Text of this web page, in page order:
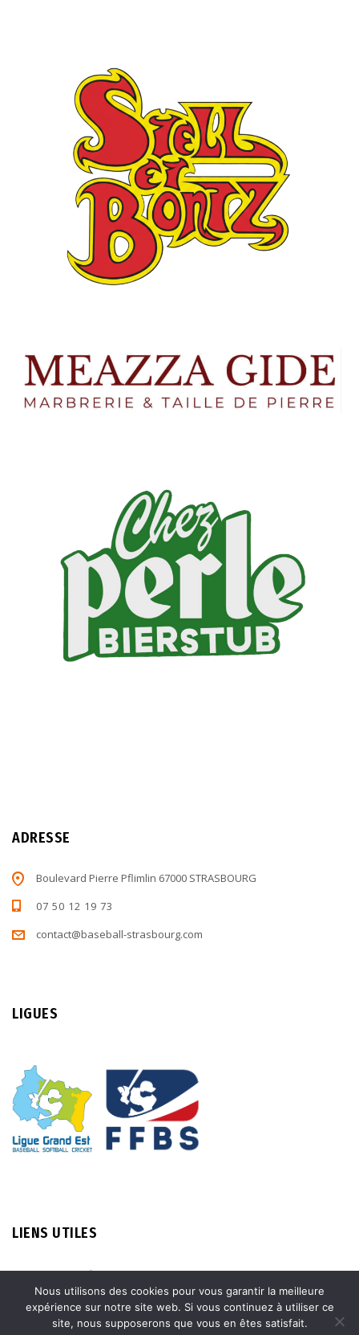
ADRESSE
Boulevard Pierre Pflimlin 67000 STRASBOURG
07 50 12 19 73
contact@baseball-strasbourg.com
LIGUES
LIENS UTILES
INSCRIPTION & DOCUMENTS
Nous utilisons des cookies pour vous garantir la meilleure
expérience sur notre site web. Si vous continuez à utiliser ce
site, nous supposerons que vous en êtes satisfait.